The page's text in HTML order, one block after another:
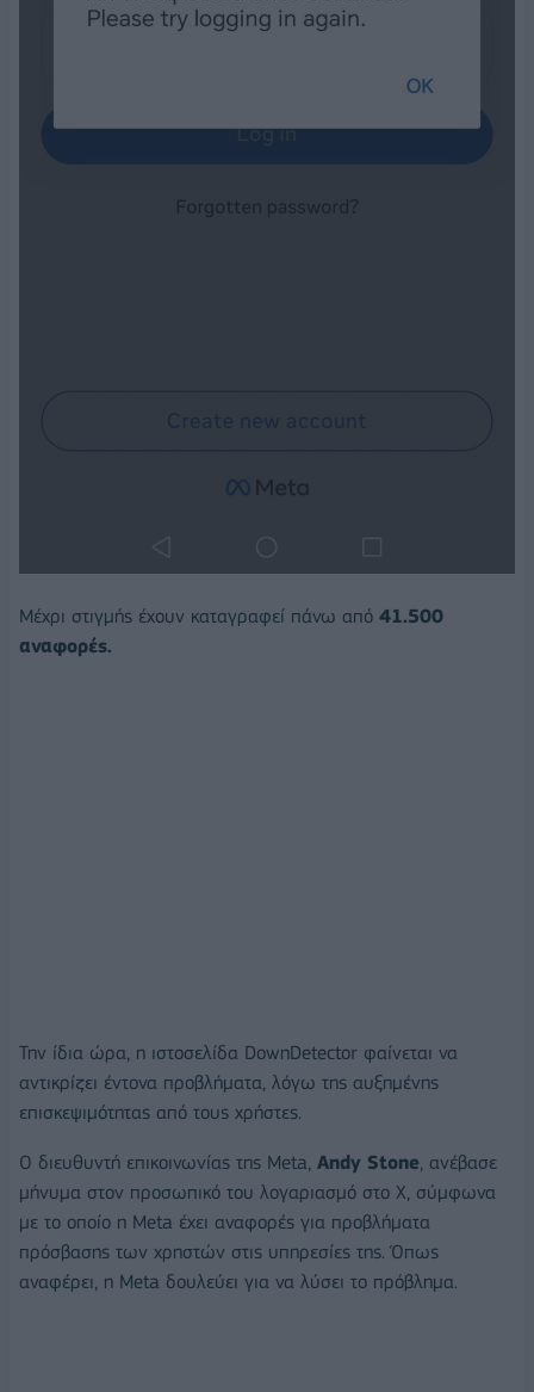
Μέχρι στιγμής έχουν καταγραφεί πάνω από 41.500
αναφορές.
Την ίδια ώρα, η ιστοσελίδα DownDetector φαίνεται να
αντικρίζει έντονα προβλήματα, λόγω της αυξημένης
επισκεψιμότητας από τους χρήστες.
O διευθυντή επικοινωνίας της Meta, Andy Stone , ανέβασε
μήνυμα στον προσωπικό του λογαριασμό στο X, σύμφωνα
με το οποίο η Meta έχει αναφορές για προβλήματα
πρόσβασης των χρηστών στις υπηρεσίες της. Όπως
αναφέρει, η Meta δουλεύει για να λύσει το πρόβλημα.